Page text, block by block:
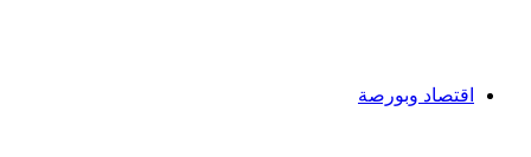
اقتصاد وبورصة